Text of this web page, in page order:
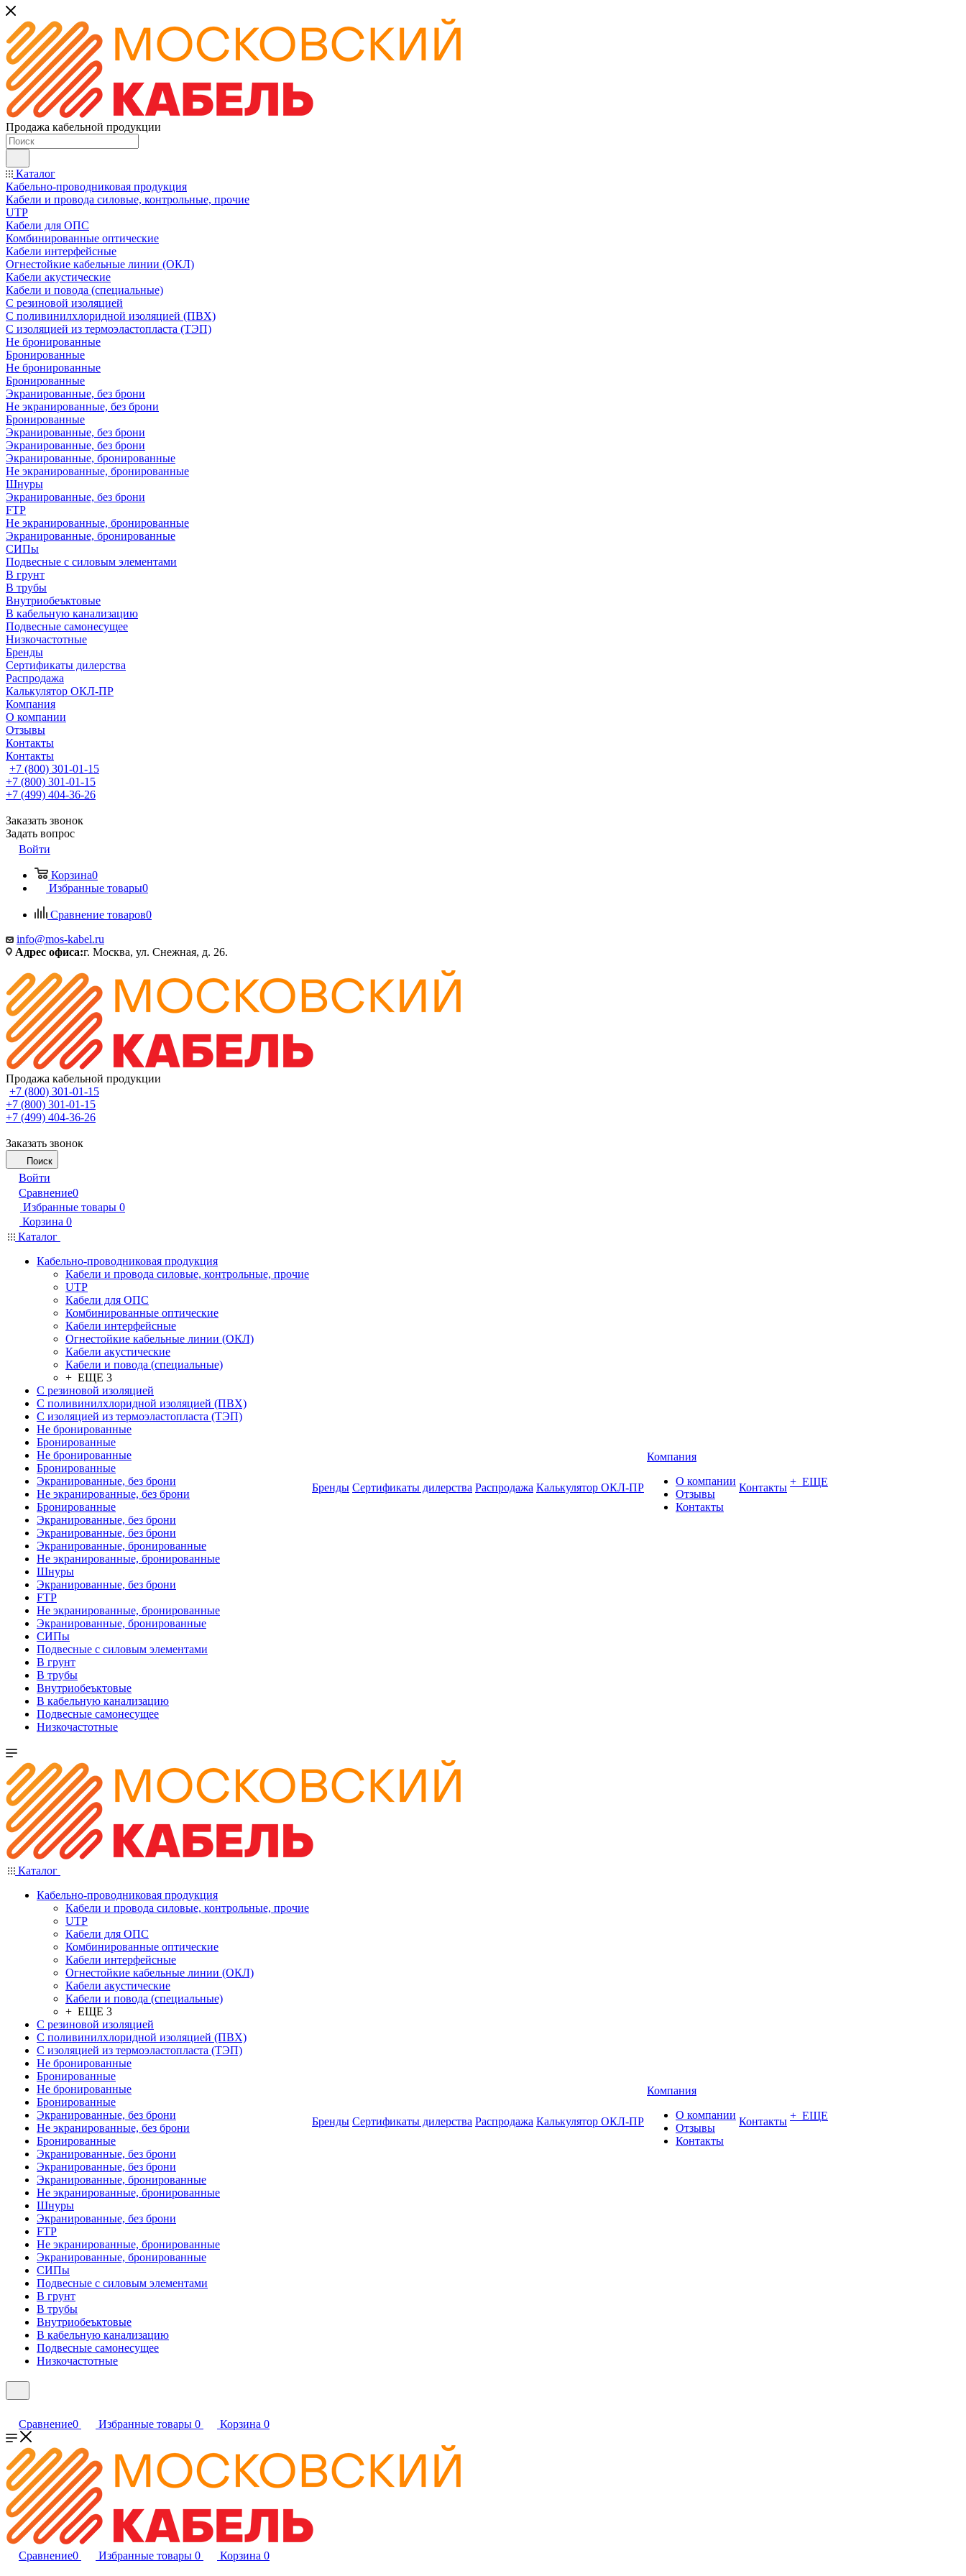
Продажа кабельной продукции
Каталог
Кабельно-проводниковая продукция
Кабели и провода силовые, контрольные, прочие
UTP
Кабели для ОПС
Комбинированные оптические
Кабели интерфейсные
Огнестойкие кабельные линии (ОКЛ)
Кабели акустические
Кабели и повода (специальные)
С резиновой изоляцией
С поливинилхлоридной изоляцией (ПВХ)
С изоляцией из термоэластопласта (ТЭП)
Не бронированные
Бронированные
Не бронированные
Бронированные
Экранированные, без брони
Не экранированные, без брони
Бронированные
Экранированные, без брони
Экранированные, без брони
Экранированные, бронированные
Не экранированные, бронированные
Шнуры
Экранированные, без брони
FTP
Не экранированные, бронированные
Экранированные, бронированные
СИПы
Подвесные с силовым элементами
В грунт
В трубы
Внутриобеъктовые
В кабельную канализацию
Подвесные самонесущее
Низкочастотные
Бренды
Сертификаты дилерства
Распродажа
Калькулятор ОКЛ-ПР
Компания
О компании
Отзывы
Контакты
Контакты
+7 (800) 301-01-15
+7 (800) 301-01-15
+7 (499) 404-36-26
Заказать звонок
Задать вопрос
Войти
Корзина0
Избранные товары0
Сравнение товаров0
info@mos-kabel.ru
Адрес офиса:г. Москва, ул. Снежная, д. 26.
Продажа кабельной продукции
+7 (800) 301-01-15
+7 (800) 301-01-15
+7 (499) 404-36-26
Заказать звонок
Поиск
Войти
Сравнение0
Избранные товары 0
Корзина 0
Каталог
Кабельно-проводниковая продукция
Кабели и провода силовые, контрольные, прочие
UTP
Кабели для ОПС
Комбинированные оптические
Кабели интерфейсные
Огнестойкие кабельные линии (ОКЛ)
Кабели акустические
Кабели и повода (специальные)
+ ЕЩЕ 3
С резиновой изоляцией
С поливинилхлоридной изоляцией (ПВХ)
С изоляцией из термоэластопласта (ТЭП)
Не бронированные
Бронированные
Не бронированные
Бронированные
Экранированные, без брони
Не экранированные, без брони
Бронированные
Экранированные, без брони
Экранированные, без брони
Экранированные, бронированные
Не экранированные, бронированные
Шнуры
Экранированные, без брони
FTP
Не экранированные, бронированные
Экранированные, бронированные
СИПы
Подвесные с силовым элементами
В грунт
В трубы
Внутриобеъктовые
В кабельную канализацию
Подвесные самонесущее
Низкочастотные
Бренды Сертификаты дилерства Распродажа Калькулятор ОКЛ-ПР
Компания
О компании
Отзывы
Контакты
Контакты + ЕЩЕ
Каталог
Кабельно-проводниковая продукция
Кабели и провода силовые, контрольные, прочие
UTP
Кабели для ОПС
Комбинированные оптические
Кабели интерфейсные
Огнестойкие кабельные линии (ОКЛ)
Кабели акустические
Кабели и повода (специальные)
+ ЕЩЕ 3
С резиновой изоляцией
С поливинилхлоридной изоляцией (ПВХ)
С изоляцией из термоэластопласта (ТЭП)
Не бронированные
Бронированные
Не бронированные
Бронированные
Экранированные, без брони
Не экранированные, без брони
Бронированные
Экранированные, без брони
Экранированные, без брони
Экранированные, бронированные
Не экранированные, бронированные
Шнуры
Экранированные, без брони
FTP
Не экранированные, бронированные
Экранированные, бронированные
СИПы
Подвесные с силовым элементами
В грунт
В трубы
Внутриобеъктовые
В кабельную канализацию
Подвесные самонесущее
Низкочастотные
Бренды Сертификаты дилерства Распродажа Калькулятор ОКЛ-ПР
Компания
О компании
Отзывы
Контакты
Контакты + ЕЩЕ
Сравнение0 Избранные товары 0 Корзина 0
Сравнение0 Избранные товары 0 Корзина 0